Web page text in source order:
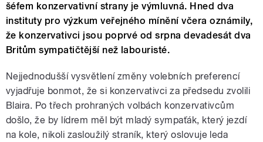
šéfem konzervativní strany je výmluvná. Hned dva
instituty pro výzkum veřejného mínění včera oznámily,
že konzervativci jsou poprvé od srpna devadesát dva
Britům sympatičtější než labouristé.
Nejjednodušší vysvětlení změny volebních preferencí
vyjadřuje bonmot, že si konzervativci za předsedu zvolili
Blaira. Po třech prohraných volbách konzervativcům
došlo, že by lídrem měl být mladý sympaťák, který jezdí
na kole, nikoli zasloužilý straník, který oslovuje leda